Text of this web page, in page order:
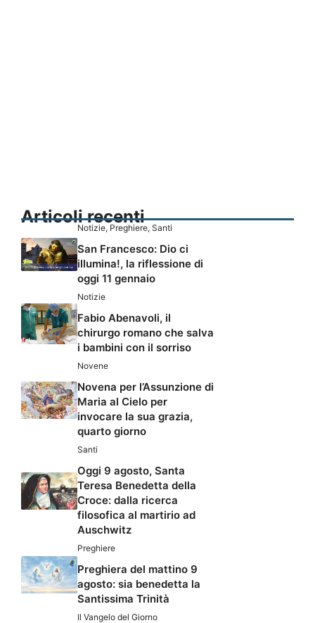
Articoli recenti
Notizie, Preghiere, Santi
San Francesco: Dio ci
illumina!, la riflessione di
oggi 11 gennaio
Notizie
Fabio Abenavoli, il
chirurgo romano che salva
i bambini con il sorriso
Novene
Novena per l’Assunzione di
Maria al Cielo per
invocare la sua grazia,
quarto giorno
Santi
Oggi 9 agosto, Santa
Teresa Benedetta della
Croce: dalla ricerca
filosofica al martirio ad
Auschwitz
Preghiere
Preghiera del mattino 9
agosto: sia benedetta la
Santissima Trinità
Il Vangelo del Giorno